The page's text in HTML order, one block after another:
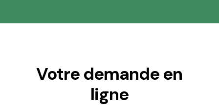
Votre demande en
ligne